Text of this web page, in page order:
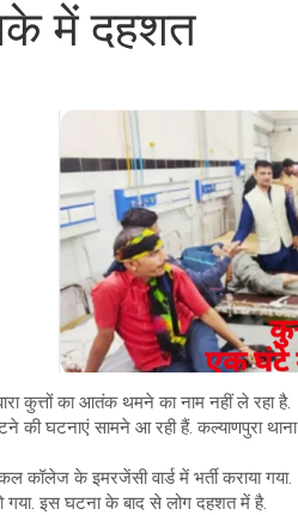
में दहशत
कुत्तों का आतंक थमने का नाम नहीं ले रहा है.
की घटनाएं सामने आ रही हैं. कल्याणपुरा
कॉलेज के इमरजेंसी वार्ड में भर्ती कराया गया.
गया. इस घटना के बाद से लोग दहशत में है.